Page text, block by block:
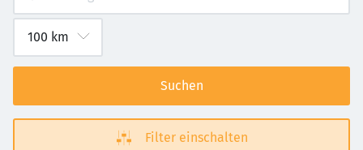
Suchen
Filter einschalten